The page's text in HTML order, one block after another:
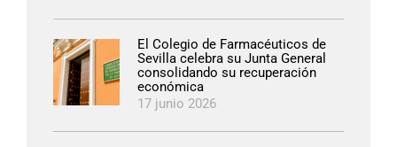
El Colegio de Farmacéuticos de
Sevilla celebra su Junta General
consolidando su recuperación
económica
17 junio 2026